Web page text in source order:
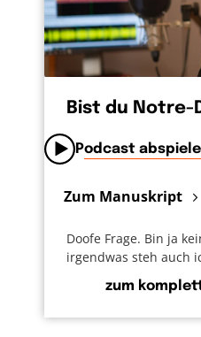
Bist du Notre-
Podcast
Zum Manuskript
Doofe Frage. Bin ja
irgendwas steh auch
zum